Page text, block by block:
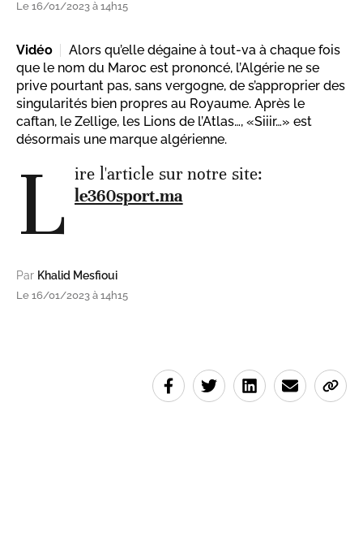
Le 16/01/2023 à 14h15
Vidéo
Alors qu’elle dégaine à tout-va à chaque fois
que le nom du Maroc est prononcé, l’Algérie ne se
prive pourtant pas, sans vergogne, de s’approprier des
singularités bien propres au Royaume. Après le
caftan, le Zellige, les Lions de l’Atlas…, «Siiir…» est
désormais une marque algérienne.
L ire l'article sur notre site:
le360sport.ma
Par Khalid Mesfioui
Le 16/01/2023 à 14h15